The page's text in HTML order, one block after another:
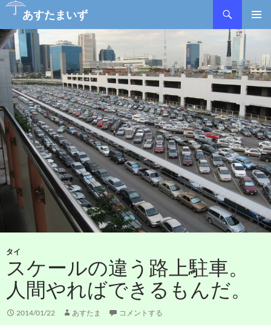
あすたまいず
検
メインメ
ン
テ
ン
ツ
へ
ス
キ
ッ
プ
タイ
スケールの違う路上駐車。
人間やればできるもんだ。
2014/01/22 あすたま コメントする